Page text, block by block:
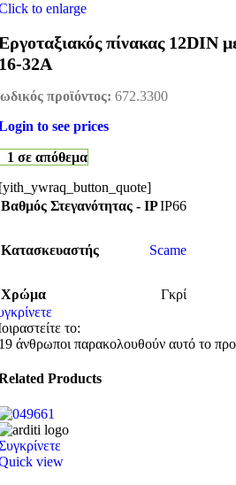
to enlarge
πίνακας 12DIN
32A
προϊόντος: 672.3300
to see prices
1 σε απόθεμα
Βαθμός Στεγανότητας - IPIP66
Κατασκευαστής Scame
Χρώμα
Γκρί
το:
άνθρωποι παρακολουθούν αυτό το
Products
view